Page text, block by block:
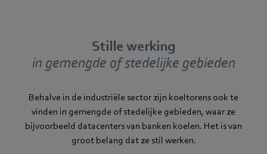
Stille werking
in gemengde of stedelijke gebieden
Behalve in de industriële sector zijn koeltorens ook te
vinden in gemengde of stedelijke gebieden, waar ze
bijvoorbeeld datacenters van banken koelen. Het is van
groot belang dat ze stil werken.